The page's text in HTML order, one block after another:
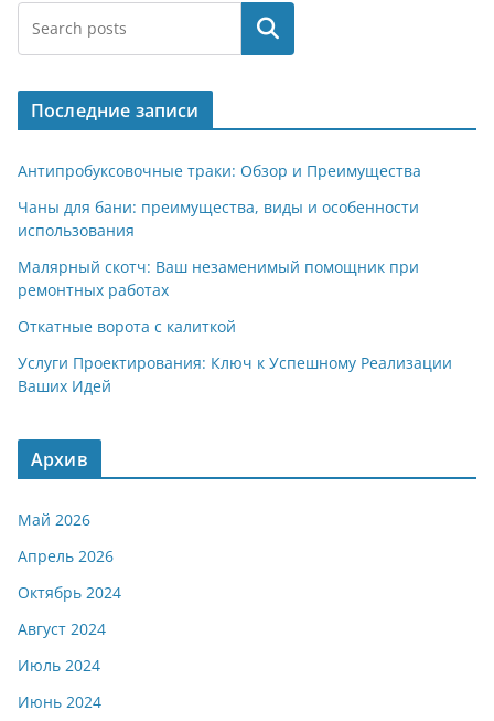
Поиск
Последние записи
Антипробуксовочные траки: Обзор и Преимущества
Чаны для бани: преимущества, виды и особенности
использования
Малярный скотч: Ваш незаменимый помощник при
ремонтных работах
Откатные ворота с калиткой
Услуги Проектирования: Ключ к Успешному Реализации
Ваших Идей
Архив
Май 2026
Апрель 2026
Октябрь 2024
Август 2024
Июль 2024
Июнь 2024